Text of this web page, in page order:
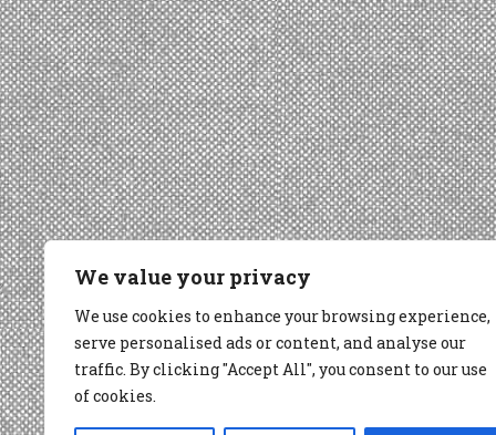
We value your privacy
We use cookies to enhance your browsing experience,
serve personalised ads or content, and analyse our
traffic. By clicking "Accept All", you consent to our use
of cookies.